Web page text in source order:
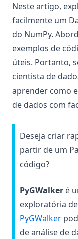
Neste artigo,
facilmente um
do NumPy.
exemplos de
úteis. Portanto,
cientista de
aprender como
de dados com
Deseja criar
partir de um
código?
PyGWalker é
exploratória
PyGWalker
de análise de